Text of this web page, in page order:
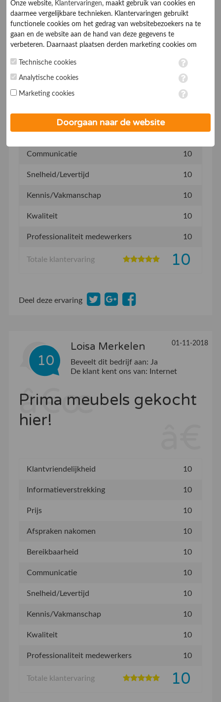
Klantvriendelijkheid
Prijs 10
Afspraken nakomen 10
Bereikbaarheid 10
Communicatie 10
Snelheid/Levertijd 10
Kennis/Vakmanschap 10
Kwaliteit 10
Professionaliteit medewerkers 10
Totale klantervaring 10
Deel deze ervaring
10
Loisa Merkelen 01-11-2018
Beveelt dit bedrijf aan: Ja
De klant kent ons van:
Internet
Prima meubels gekocht
hier!
Klantvriendelijkheid 10
Informatieverstrekking 10
Prijs 10
Afspraken nakomen 10
Bereikbaarheid 10
Communicatie 10
Snelheid/Levertijd 10
Kennis/Vakmanschap 10
Kwaliteit 10
Professionaliteit medewerkers 10
Totale klantervaring 10
Onze website, Klantervaringen, maakt gebruik van cookies en
daarmee vergelijkbare technieken. Klantervaringen gebruikt
functionele cookies om het gedrag van websitebezoekers na te
gaan en de website aan de hand van deze gegevens te
verbeteren. Daarnaast plaatsen derden marketing cookies om
marketing cookies worden persoonsgegevens verwerkt. Je geeft
toestemming voor deze verwerking wanneer je hieronder een
op ieder moment aanpassen in de
. Lees voor meer
Technische cookies
Analytische cookies
Marketing cookies
Doorgaan naar de website